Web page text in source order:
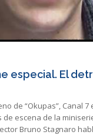
especial. El
de “Okupas”, Canal
de escena de la
Bruno Stagnaro